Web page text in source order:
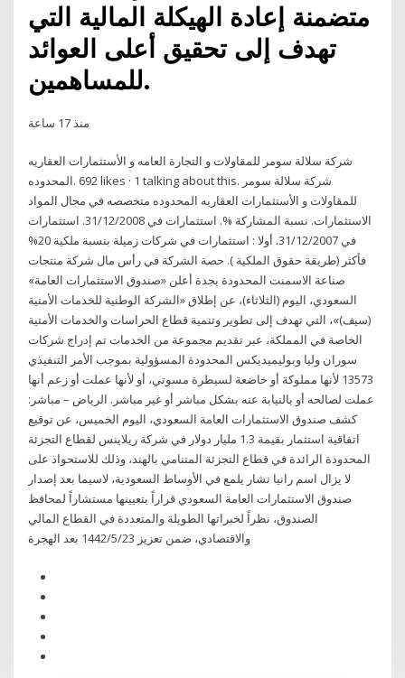
متضمنة إعادة الهيكلة المالية التي
تهدف إلى تحقيق أعلى العوائد
للمساهمين.
منذ 17 ساعة
المحدوده‎. 692 likes · 1 talking about this. ‎شركة سلالة سومر
للمقاولات و الأستثمارات العقاريه المحدوده متخصصه في مجال المواد
الاستثمارات. نسبة المشاركة %. استثمارات في 31/12/2008. استثمارات
في 31/12/2007. أولا : استثمارات في شركات زميلة بنسبة ملكية 20%
فأكثر (طريقة حقوق الملكية ). حصة الشركة في رأس مال شركة منتجات
صناعة الاسمنت المحدودة بجدة أعلن «صندوق الاستثمارات العامة»
السعودي، اليوم (الثلاثاء)، عن إطلاق «الشركة الوطنية للخدمات الأمنية
(سيف)»، التي تهدف إلى تطوير وتنمية قطاع الحراسات والخدمات الأمنية
الخاصة في المملكة، عبر تقديم مجموعة من الخدمات تم إدراج شركات
سوران وليا وبوليميديكس المحدودة المسؤولية بموجب الأمر التنفيذي
13573 لأنها مملوكة أو خاضعة لسيطرة مسوتي، أو لأنها عملت أو زعم أنها
عملت لصالحه أو بالنيابة عنه بشكل مباشر أو غير مباشر. الرياض – مباشر:
كشف صندوق الاستثمارات العامة السعودي، اليوم الخميس، عن توقيع
اتفاقية استثمار بقيمة 1.3 مليار دولار في شركة ريلاينس لقطاع التجزئة
المحدودة الرائدة في قطاع التجزئة المتنامي بالهند، وذلك للاستحواذ على
لا يزال اسم رانيا نشار يلمع في الأوساط السعودية، لاسيما بعد إصدار
صندوق الاستثمارات العامة السعودي قراراً بتعيينها مستشاراً لمحافظ
الصندوق، نظراً لخبراتها الطويلة والمتعددة في القطاع المالي
والاقتصادي، ضمن تعزيز 23‏‏/5‏‏/1442 بعد الهجرة